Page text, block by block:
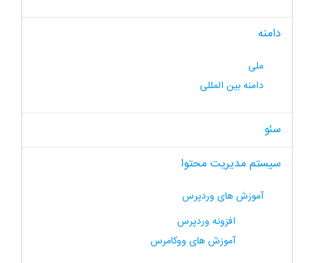
دامنه
ملی
دامنه بین المللی
سئو
سیستم مدیریت محتوا
آموزش های وردپرس
افزونه وردپرس
آموزش های ووکامرس